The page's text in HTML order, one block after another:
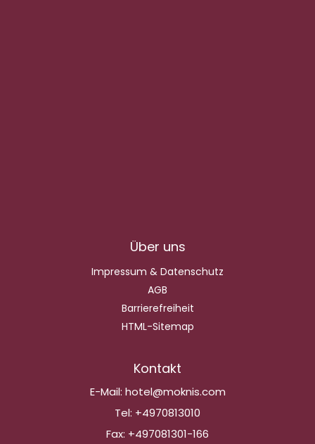
Über uns
Impressum & Datenschutz
AGB
Barrierefreiheit
HTML-Sitemap
Kontakt
E-Mail: hotel@moknis.com
Tel: +4970813010
Fax: +497081301-166